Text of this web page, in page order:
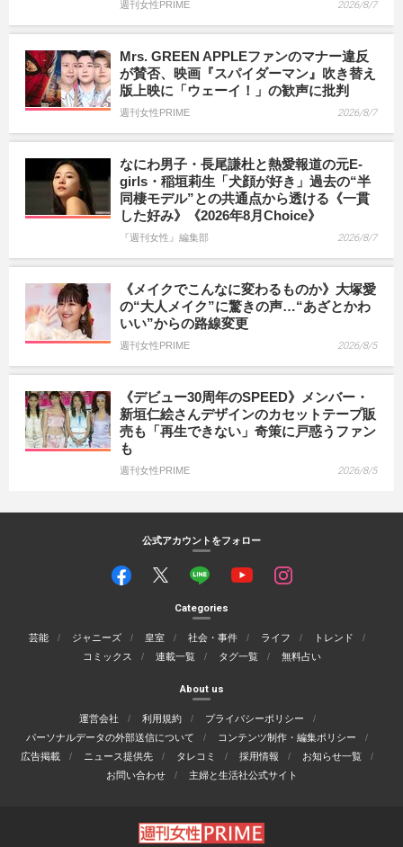
週刊女性PRIME 2026/8/7
Mrs. GREEN APPLEファンのマナー違反
が賛否、映画『スパイダーマン』吹き替え
版上映に「ウェーイ！」の歓声に批判
週刊女性PRIME 2026/8/7
なにわ男子・長尾謙杜と熱愛報道の元E-
girls・稲垣莉生「犬顔が好き」過去の“半
同棲モデル”との共通点から透ける《一貫
した好み》《2026年8月Choice》
『週刊女性』編集部 2026/8/7
《メイクでこんなに変わるものか》大塚愛
の“大人メイク”に驚きの声…“あざとかわ
いい”からの路線変更
週刊女性PRIME 2026/8/5
《デビュー30周年のSPEED》メンバー・
新垣仁絵さんデザインのカセットテープ販
売も「再生できない」奇策に戸惑うファン
も
週刊女性PRIME 2026/8/5
公式アカウントをフォロー
Categories
芸能 ジャニーズ 皇室 社会・事件 ライフ
トレンド
コミックス
連載一覧 タグ一覧 無料占い
About us
運営会社 利用規約
プライバシーポリシー
パーソナルデータの外部送信について
コンテンツ制作・編集ポリシー
広告掲載
ニュース提供先 タレコミ 採用情報
お知らせ一覧
お問い合わせ
主婦と生活社公式サイト